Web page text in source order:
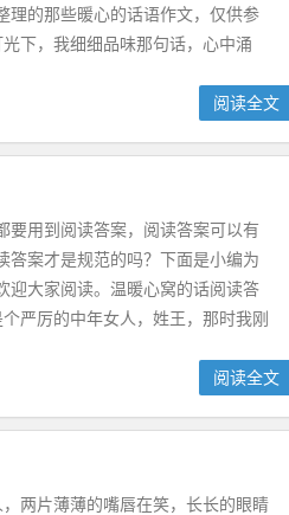
理的那些暖心的话语作文，仅供参
下，我细细品味那句话，心中涌
阅读全文
要用到阅读答案，阅读答案可以有
答案才是规范的吗？下面是小编为
迎大家阅读。温暖心窝的话阅读答
严厉的中年女人，姓王，那时我刚
阅读全文
两片薄薄的嘴唇在笑，长长的眼睛